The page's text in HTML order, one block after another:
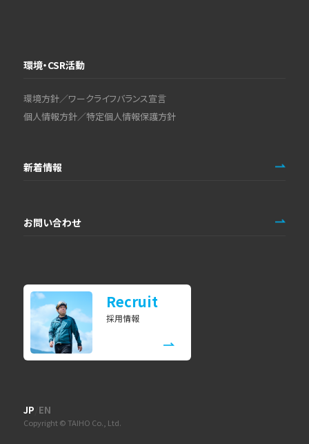
環境・CSR活動
環境方針／ワークライフバランス宣言
個人情報方針／特定個人情報保護方針
新着情報
お問い合わせ
Recruit
採用情報
JP EN
Copyright © TAIHO Co., Ltd.